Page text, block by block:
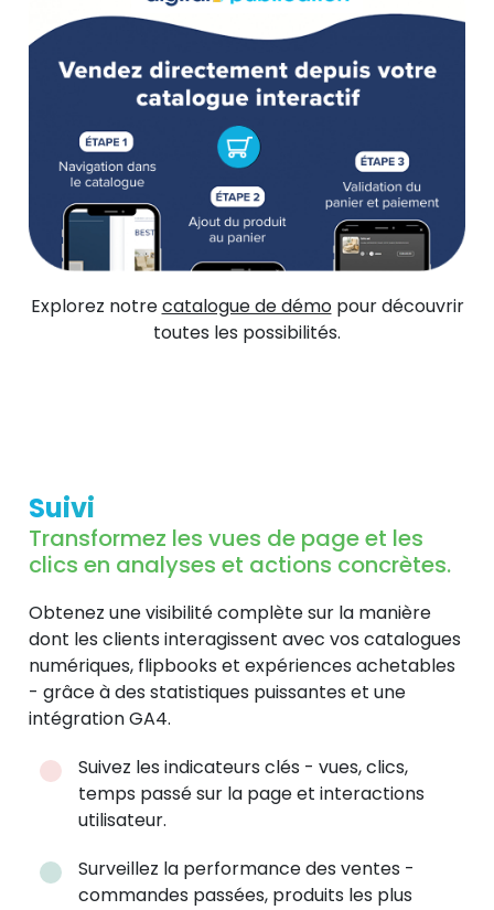
Explorez notrecatalogue de démopour découvrir
toutes les possibilités.
Suivi
Transformez les vues de page et les
clics en analyses et actions concrètes.
Obtenez une visibilité complète sur la manière
dont les clients interagissent avec vos catalogues
numériques, flipbooks et expériences achetables
- grâce à des statistiques puissantes et une
intégration GA4.
Suivez les indicateurs clés - vues, clics,
temps passé sur la page et interactions
utilisateur.
Surveillez la performance des ventes -
commandes passées, produits les plus